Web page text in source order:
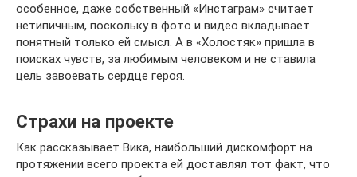
особенное, даже собственный «Инстаграм» считает
нетипичным, поскольку в фото и видео вкладывает
понятный только ей смысл. А в «Холостяк» пришла в
поисках чувств, за любимым человеком и не ставила
цель завоевать сердце героя.
Страхи на проекте
Как рассказывает Вика, наибольший дискомфорт на
протяжении всего проекта ей доставлял тот факт, что